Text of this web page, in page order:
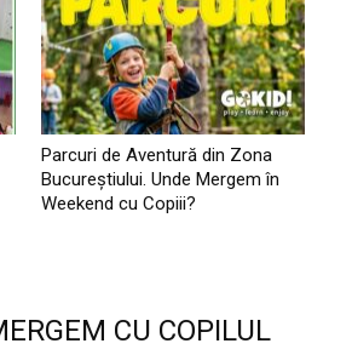
Parcuri de Aventură din Zona
Bucureştiului. Unde Mergem în
Weekend cu Copiii?
CU COPILUL